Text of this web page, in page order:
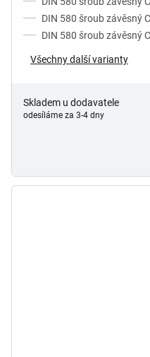
DIN 580 šroub závěsný
DIN 580 šroub závěsný
Všechny další varianty
Skladem u dodavatele
odesíláme za 3-4 dny